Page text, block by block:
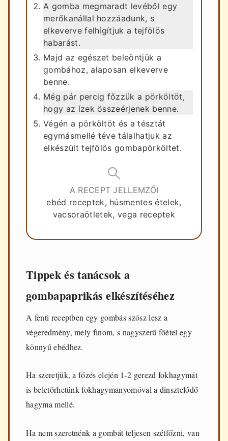
A gomba megmaradt levéből egy
merőkanállal hozzáadunk, s
elkeverve felhígítjuk a tejfölös
habarást.
Majd az egészet beleöntjük a
gombához, alaposan elkeverve
benne.
Még pár percig főzzük a pörköltöt,
hogy az ízek összeérjenek benne.
Végén a pörköltöt és a tésztát
egymásmellé téve tálalhatjuk az
elkészült tejfölös gombapörköltet.
A RECEPT JELLEMZŐI
ebéd receptek, húsmentes ételek,
vacsoraötletek, vega receptek
Tippek és tanácsok a
gombapaprikás elkészítéséhez
A fenti receptben egy gombás szósz lesz a
végeredmény, mely finom, s nagyszerű főétel egy
könnyű ebédhez.
Ha szeretjük, a főzés elején 1-2 gerezd fokhagymát
is beletörhetünk fokhagymanyomóval a dinsztelődő
hagyma mellé.
Ha nem szeretnénk a gombát teljesen szétfőzni, van